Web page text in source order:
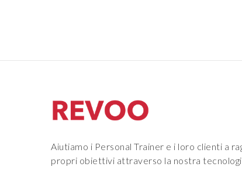
Aiutiamo i Personal Trainer e i loro clienti a
propri obiettivi attraverso la nostra